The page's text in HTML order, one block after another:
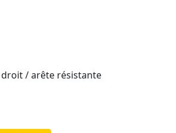
/ arête résistante